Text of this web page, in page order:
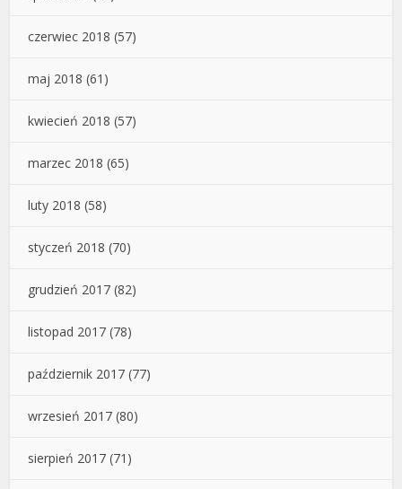
czerwiec 2018 (57)
maj 2018 (61)
kwiecień 2018 (57)
marzec 2018 (65)
luty 2018 (58)
styczeń 2018 (70)
grudzień 2017 (82)
listopad 2017 (78)
październik 2017 (77)
wrzesień 2017 (80)
sierpień 2017 (71)